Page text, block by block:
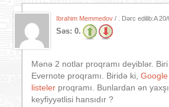
Ibrahim Memmedov / . Dərc edilib:A20/
Səs: 0.
Mənə 2 notlar proqramı deyiblər.
Evernote proqramı. Biridə ki,
listeler proqramı. Bunlardan ən
keyfiyyətlisi hansıdır ?